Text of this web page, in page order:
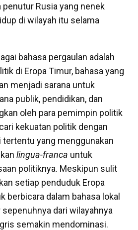
Rusia yang nenek
di wilayah itu selama
bahasa pergaulan adalah
di Eropa Timur, bahasa yang
menjadi sarana untuk
publik, pendidikan, dan
oleh para pemimpin politik
kekuatan politik dengan
yang menggunakan
lingua-franca untuk
politiknya. Meskipun sulit
setiap penduduk Eropa
berbicara dalam bahasa lokal
dari wilayahnya
semakin mendominasi.